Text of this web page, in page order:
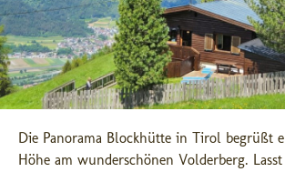
Die Panorama Blockhütte in Tirol begrüßt
Höhe am wunderschönen Volderberg.